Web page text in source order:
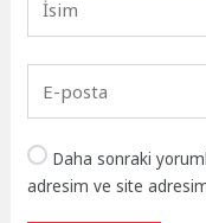
Daha sonraki
adresim ve site